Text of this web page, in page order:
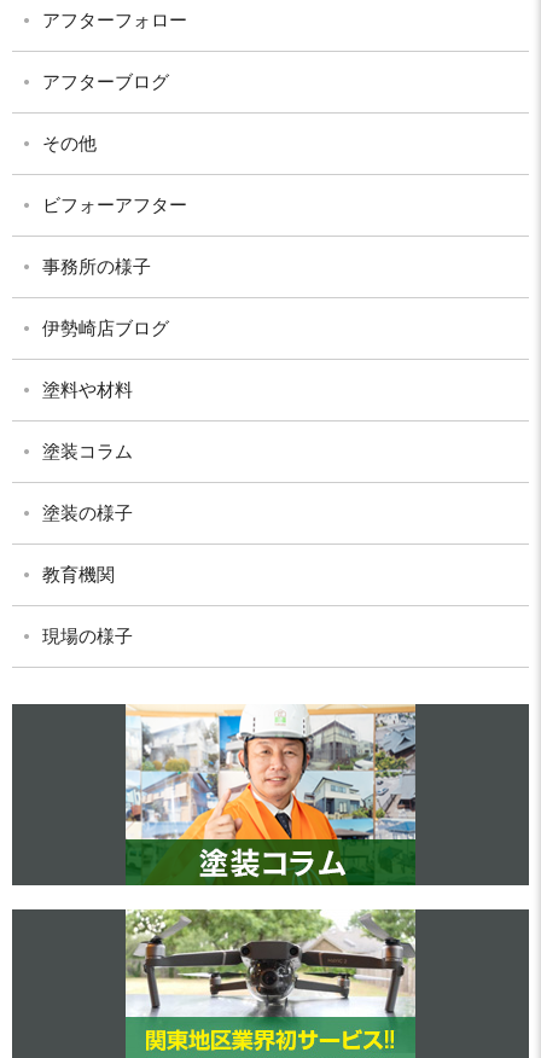
アフターフォロー
アフターブログ
その他
ビフォーアフター
事務所の様子
伊勢崎店ブログ
塗料や材料
塗装コラム
塗装の様子
教育機関
現場の様子